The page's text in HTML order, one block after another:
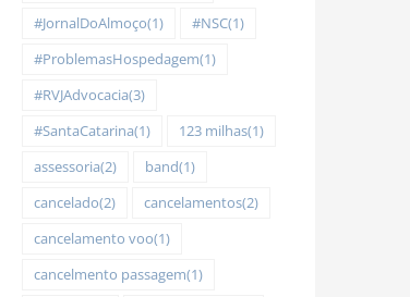
#JornalDoAlmoço(1) #NSC(1)
#ProblemasHospedagem(1)
#RVJAdvocacia(3)
#SantaCatarina(1) 123 milhas(1)
assessoria(2) band(1)
cancelado(2) cancelamentos(2)
cancelamento voo(1)
cancelmento passagem(1)